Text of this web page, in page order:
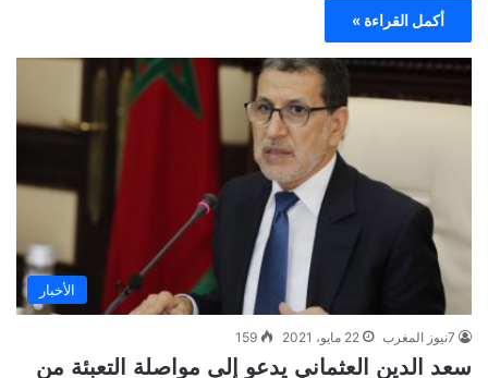
أكمل القراءة »
الأخبار
7نيوز المغرب 22 مايو، 2021 159
سعد الدين العثماني يدعو إلى مواصلة التعبئة من